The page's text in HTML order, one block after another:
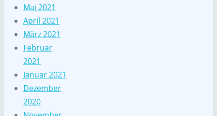
Mai 2021
April 2021
März 2021
Februar
2021
Januar 2021
Dezember
2020